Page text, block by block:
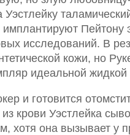
Пейтону
исследований. В
кожи, но
идеальной жидкой
и готовится
крови Уэстлейка
хотя она вызывает у